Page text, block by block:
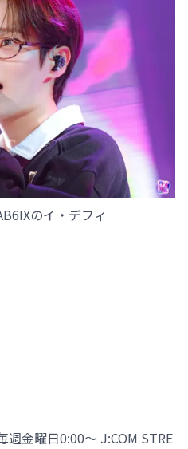
のイ・デフィ
金曜日0:00～ J:COM STRE